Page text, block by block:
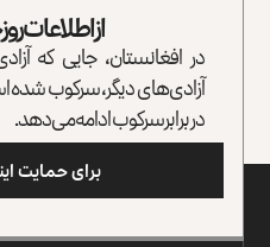
از اطلاعات
در افغانستان، جایی که
آزادی‌های دیگر، سرکوب شده
در برابر سرکوب ادامه می‌دهد.
برای حمایت